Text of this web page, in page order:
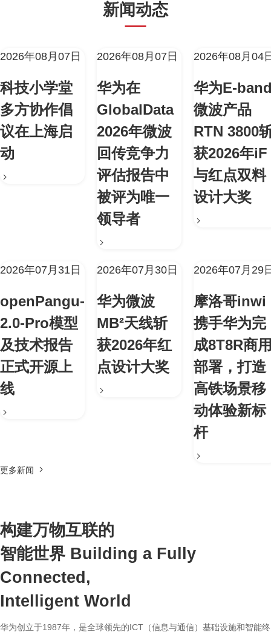
新闻动态
2026年08月07日
科技小学堂
多方协作倡
议在上海启
动
2026年08月07日
华为在
GlobalData
2026年微波
回传竞争力
评估报告中
被评为唯一
领导者
2026年08月04
华为E-
微波产品
RTN 3800
获2026年iF
与红点双料
设计大奖
2026年07月31日
openPangu-
2.0-Pro模型
及技术报告
正式开源上
线
2026年07月30日
华为微波
MB²天线斩
获2026年红
点设计大奖
2026年07月29
摩洛哥inwi
携手华为完
成8T8R商
部署，打造
高铁场景移
动体验新标
杆
更多新闻
构建万物互联的
智能世界 Building a Fully
Connected,
Intelligent World
华为创立于1987年，是全球领先的ICT（信息与通信）基础设施和智能终